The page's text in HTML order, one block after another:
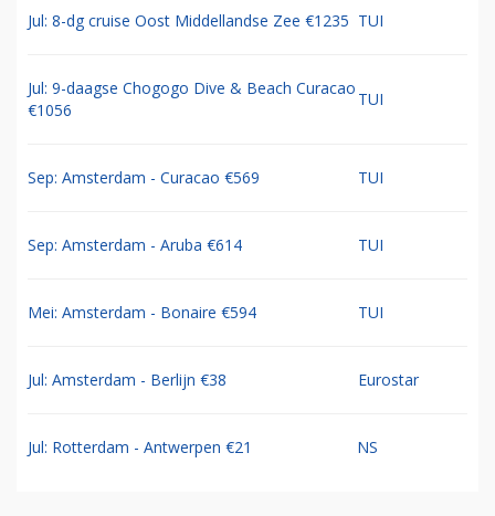
Jul: 8-dg cruise Oost Middellandse Zee €1235 TUI
Jul: 9-daagse Chogogo Dive & Beach Curacao
€1056
TUI
Sep: Amsterdam - Curacao €569 TUI
Sep: Amsterdam - Aruba €614 TUI
Mei: Amsterdam - Bonaire €594 TUI
Jul: Amsterdam - Berlijn €38 Eurostar
Jul: Rotterdam - Antwerpen €21 NS